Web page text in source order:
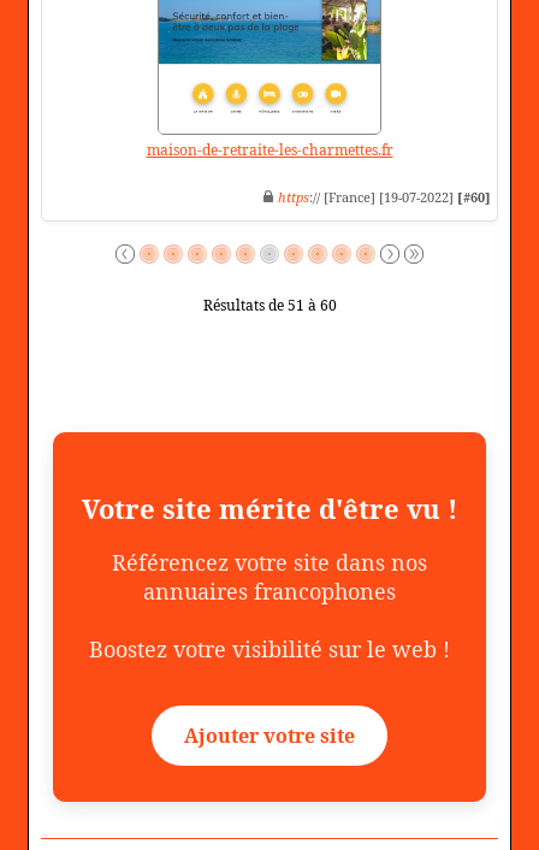
maison-de-retraite-les-charmettes.fr
https:// [France] [19-07-2022] [#60]
Résultats de 51 à 60
Votre site mérite d'être vu !
Référencez votre site dans nos
annuaires francophones
Boostez votre visibilité sur le web !
Ajouter votre site